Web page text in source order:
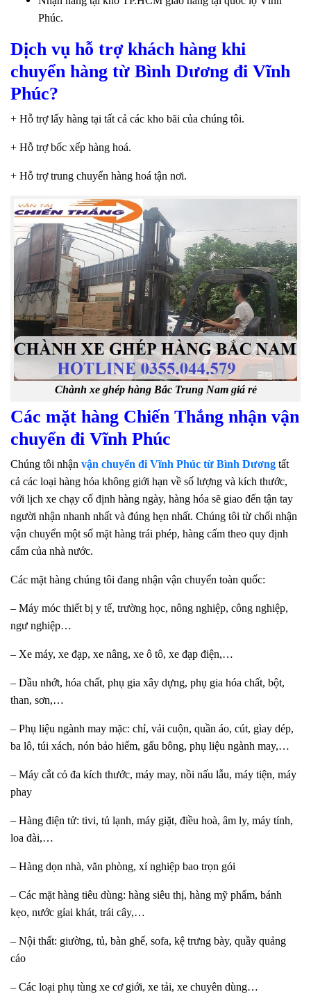
Phúc.
Dịch vụ hỗ trợ khách hàng khi
chuyển hàng từ Bình Dương đi Vĩnh
Phúc?
+ Hỗ trợ lấy hàng tại tất cả các kho bãi của chúng tôi.
+ Hỗ trợ bốc xếp hàng hoá.
+ Hỗ trợ trung chuyển hàng hoá tận nơi.
Chành xe ghép hàng Bắc Trung Nam giá rẻ
Các mặt hàng Chiến Thắng nhận vận
chuyển đi Vĩnh Phúc
Chúng tôi nhận vận chuyển đi Vĩnh Phúc từ Bình Dương tất
cả các loại hàng hóa không giới hạn về số lượng và kích thước,
với lịch xe chạy cố định hàng ngày, hàng hóa sẽ giao đến tận tay
người nhận nhanh nhất và đúng hẹn nhất. Chúng tôi từ chối nhận
vận chuyển một số mặt hàng trái phép, hàng cấm theo quy định
cấm của nhà nước.
Các mặt hàng chúng tôi đang nhận vận chuyển toàn quốc:
– Máy móc thiết bị y tế, trường học, nông nghiệp, công nghiệp,
ngư nghiệp…
– Xe máy, xe đạp, xe nâng, xe ô tô, xe đạp điện,…
– Dầu nhớt, hóa chất, phụ gia xây dựng, phụ gia hóa chất, bột,
than, sơn,…
– Phụ liệu ngành may mặc: chỉ, vải cuộn, quần áo, cút, gìay dép,
ba lô, túi xách, nón bảo hiểm, gấu bông, phụ liệu ngành may,…
– Máy cắt cỏ đa kích thước, máy may, nồi nấu lẫu, máy tiện, máy
phay
– Hàng điện tử: tivi, tủ lạnh, máy giặt, điều hoà, âm ly, máy tính,
loa đài,…
– Hàng dọn nhà, văn phòng, xí nghiệp bao trọn gói
– Các mặt hàng tiêu dùng: hàng siêu thị, hàng mỹ phẩm, bánh
kẹo, nước gỉai khát, trái cây,…
– Nội thất: giường, tủ, bàn ghế, sofa, kệ trưng bày, quầy quảng
cáo
– Các loại phụ tùng xe cơ giới, xe tải, xe chuyên dùng…